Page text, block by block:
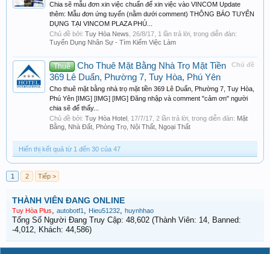
Chia sẽ mẫu đơn xin việc chuẩn để xin việc vào VINCOM Update
thêm: Mẫu đơn ứng tuyển (nằm dưới comment) THÔNG BÁO TUYỂN
DỤNG TẠI VINCOM PLAZA PHÚ...
Chủ đề bởi: Tuy Hòa News 26/8/17 , 1 lần trả lời, trong diễn đàn:
Tuyển Dụng Nhân Sự - Tìm Kiếm Việc Làm
Chủ đề
Thuê
Cho Thuê Mặt Bằng Nhà Trọ Mặt Tiền
369 Lê Duẩn, Phường 7, Tuy Hòa, Phú Yên
Cho thuê mặt bằng nhà trọ mặt tiền 369 Lê Duẩn, Phường 7, Tuy Hòa,
Phú Yên [IMG] [IMG] [IMG] Đăng nhập và comment "cảm ơn" người
chia sẽ để thấy...
Chủ đề bởi: Tuy Hòa Hotel 17/7/17 , 2 lần trả lời, trong diễn đàn: Mặt
Bằng, Nhà Đất, Phòng Trọ, Nội Thất, Ngoại Thất
Hiển thị kết quả từ 1 đến 30 của 47
1 2 Tiếp >
THÀNH VIÊN ĐANG ONLINE
Tuy Hòa Plus, autobotf1 , Hieu51232, huynhhao
Tổng Số Người Đang Truy Cập: 48,602 (Thành Viên: 14, Banned:
-4,012, Khách: 44,586)